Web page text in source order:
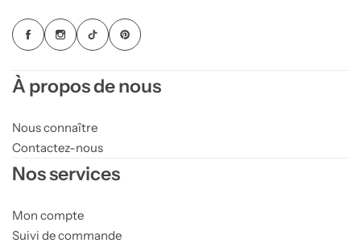
À propos de nous
Nous connaître
Contactez-nous
Nos services
Mon compte
Suivi de commande